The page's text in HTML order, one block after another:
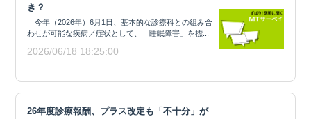
き？
今年（2026年）6月1日、基本的な診療科との組み合
わせが可能な疾病／症状として、「睡眠障害」を標...
2026/06/18 18:25:00
26年度診療報酬、プラス改定も「不十分」が